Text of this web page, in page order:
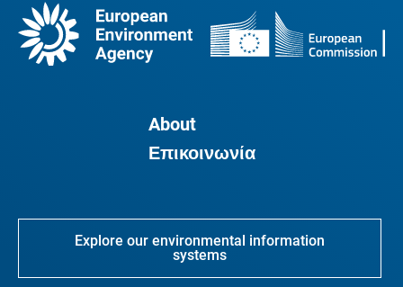
About
Επικοινωνία
Explore our environmental information
systems